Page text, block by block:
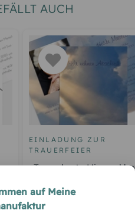
AUCH
EINLADUNG ZUR
TRAUERFEIER
Trauerkarte Himmel
auf Meine